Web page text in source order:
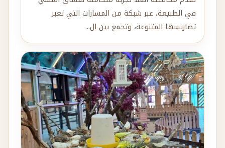
في الطبيعة، عبر شبكة من المسارات التي تعبر
تضاريسها المتنوعة، وتجمع بين ال...